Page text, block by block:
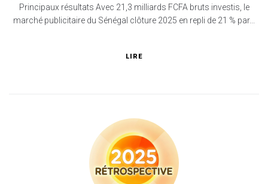
Principaux résultats Avec 21,3 milliards FCFA bruts investis, le
marché publicitaire du Sénégal clôture 2025 en repli de 21 % par...
LIRE